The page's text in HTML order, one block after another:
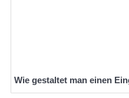
Wie gestaltet man einen